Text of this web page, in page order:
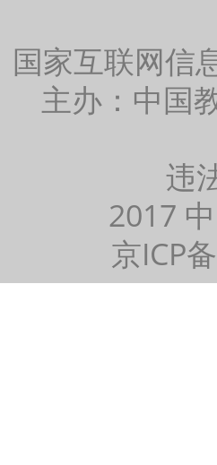
国家互联网信
主办：中国
违
2017
京ICP